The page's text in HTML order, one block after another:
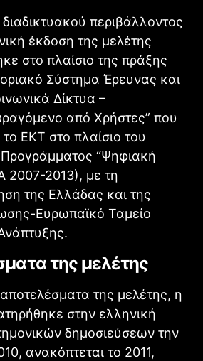
περιβάλλοντος
έκδοση της μελέτης
στο πλαίσιο της πράξης
Σύστημα Έρευνας και
Δίκτυα –
από Χρήστες” που
το ΕΚΤ στο πλαίσιο του
Προγράμματος “Ψηφιακή
2007-2013), με τη
της Ελλάδας και της
Ευρωπαϊκό Ταμείο
της μελέτης
της μελέτης, η
στην ελληνική
δημοσιεύσεων την
ανακόπτεται το 2011,